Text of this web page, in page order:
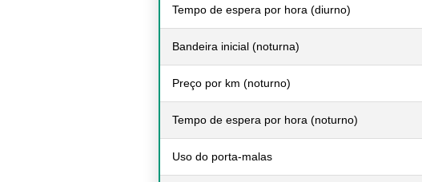
Tempo de espera por hora (diurno)
Bandeira inicial (noturna)
Preço por km (noturno)
Tempo de espera por hora (noturno)
Uso do porta-malas